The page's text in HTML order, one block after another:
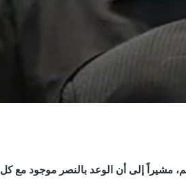
مشيراً إلى أن الوعد بالنصر موجود مع كل